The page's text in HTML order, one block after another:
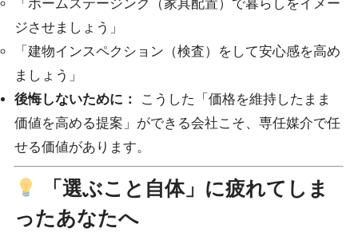
「ホームステージング（家具配置）で暮らしをイメー
ジさせましょう」
「建物インスペクション（検査）をして安心感を高め
ましょう」
後悔しないために：
こうした「価格を維持したまま
価値を高める提案」ができる会社こそ、専任媒介で任
せる価値があります。
「選ぶこと自体」に疲れてしま
ったあなたへ